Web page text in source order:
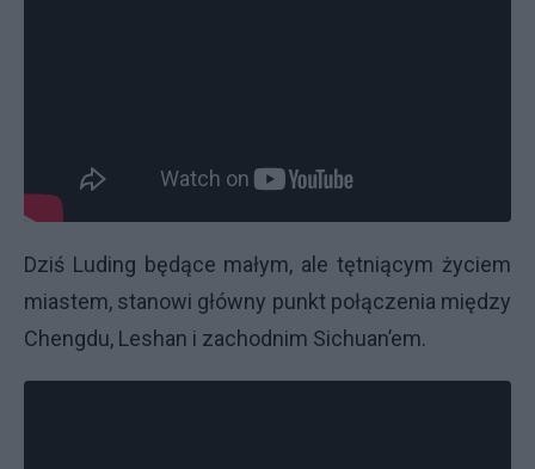
Dziś Luding będące małym, ale tętniącym życiem
miastem, stanowi główny punkt połączenia między
Chengdu, Leshan i zachodnim Sichuan’em.